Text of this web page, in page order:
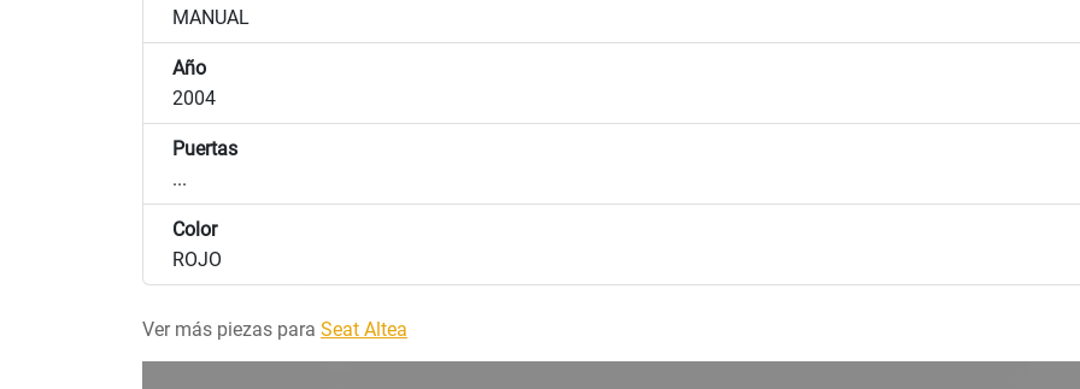
MANUAL
Año
2004
Puertas
...
Color
ROJO
Ver más piezas para Seat Altea